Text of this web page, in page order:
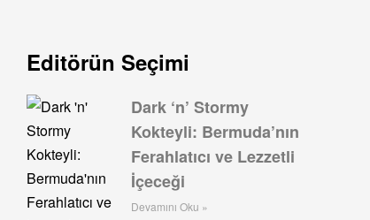
Editörün Seçimi
Dark ‘n’ Stormy
Kokteyli: Bermuda’nın
Ferahlatıcı ve Lezzetli
İçeceği
Devamını Oku »